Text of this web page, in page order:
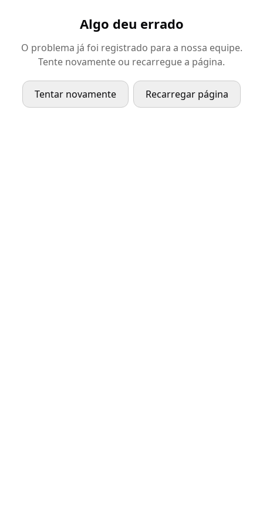
Algo deu errado
O problema já foi registrado para a nossa equipe.
Tente novamente ou recarregue a página.
Tentar novamente Recarregar página